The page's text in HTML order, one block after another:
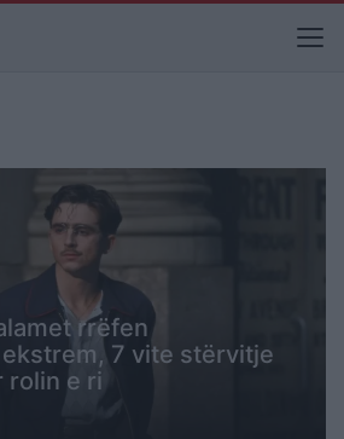
rrëfen
7 vite stërvitje
rolin e ri